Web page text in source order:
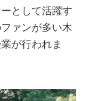
として活躍す
ァンが多い木
が行われま